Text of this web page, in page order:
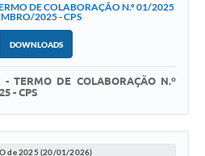
DE COLABORAÇÃO N.º 01/2025
2025 - CPS
DOWNLOADS
- TERMO DE COLABORAÇÃO N.º
- CPS
de 2025 (20/01/2026)